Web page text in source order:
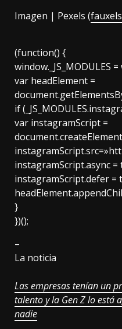
Imagen | Pexels (fauxels
(function() {
window._JS_MODULES
var headElement =
if
var instagramScript =
instagramScript.async =
instagramScript.defer =
}
})();
–
La noticia
Las empresas tenían un
talento y la Gen Z lo está
nadie